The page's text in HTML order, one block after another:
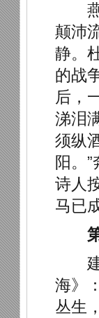
燕
颠沛
静。
的战
后，
涕泪
须纵
阳。
诗人
马已
建
海》
丛生